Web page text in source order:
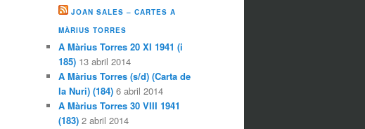
JOAN SALES – CARTES A
MÀRIUS TORRES
A Màrius Torres 20 XI 1941 (i
185) 13 abril 2014
A Màrius Torres (s/d) (Carta de
la Nuri) (184) 6 abril 2014
A Màrius Torres 30 VIII 1941
(183) 2 abril 2014